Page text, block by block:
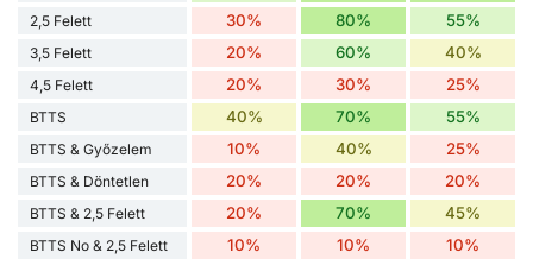
2,5 Felett 30% 80% 55%
3,5 Felett 20% 60% 40%
4,5 Felett 20% 30% 25%
BTTS 40% 70% 55%
BTTS & Győzelem 10% 40% 25%
BTTS & Döntetlen 20% 20% 20%
BTTS & 2,5 Felett 20% 70% 45%
BTTS No & 2,5 Felett 10% 10% 10%